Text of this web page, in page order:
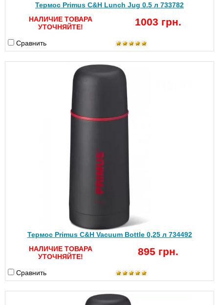
Термос Primus C&H Lunch Jug 0.5 л 733782
НАЛИЧИЕ ТОВАРА
УТОЧНЯЙТЕ!
1003 грн.
Сравнить
Термос Primus C&H Vacuum Bottle 0,25 л 734492
НАЛИЧИЕ ТОВАРА
УТОЧНЯЙТЕ!
895 грн.
Сравнить